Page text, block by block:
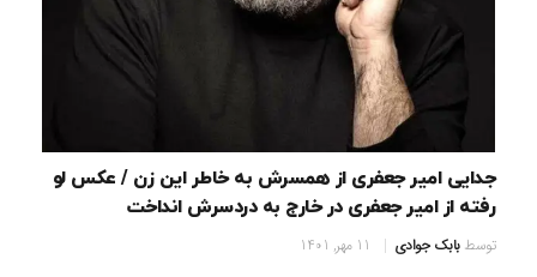
جدایی امیر جعفری از همسرش به خاطر این زن / عکس لو
رفته از امیر جعفری در خارج به دردسرش انداخت
توسطبابک جوادی 11 مهر, 1401